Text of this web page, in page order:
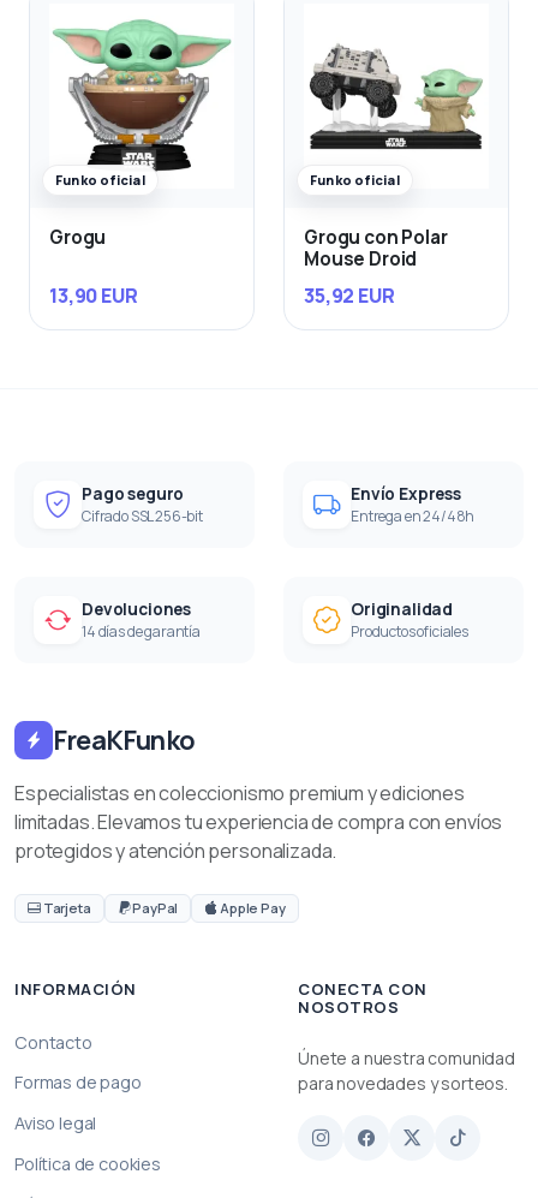
Funko oficial
Grogu
13,90 EUR
Funko oficial
Grogu con Polar
Mouse Droid
35,92 EUR
Pago seguro
Cifrado SSL 256-bit
Envío Express
Entrega en 24/48h
Devoluciones
14 días de garantía
Originalidad
Productos oficiales
FreaKFunko
Especialistas en coleccionismo premium y ediciones
limitadas. Elevamos tu experiencia de compra con envíos
protegidos y atención personalizada.
Tarjeta PayPal Apple Pay
INFORMACIÓN
Contacto
Formas de pago
Aviso legal
Política de cookies
CONECTA CON
NOSOTROS
Únete a nuestra comunidad
para novedades y sorteos.